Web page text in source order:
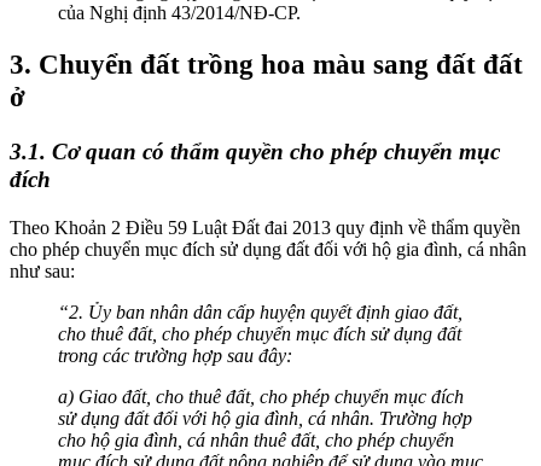
của Nghị định 43/2014/NĐ-CP.
3. Chuyển đất trồng hoa màu sang đất đất
ở
3.1. Cơ quan có thẩm quyền cho phép chuyển mục
đích
Theo Khoản 2 Điều 59 Luật Đất đai 2013 quy định về thẩm quyền
cho phép chuyển mục đích sử dụng đất đối với hộ gia đình, cá nhân
như sau:
“2. Ủy ban nhân dân cấp huyện quyết định giao đất,
cho thuê đất, cho phép chuyển mục đích sử dụng đất
trong các trường hợp sau đây:
a) Giao đất, cho thuê đất, cho phép chuyển mục đích
sử dụng đất đối với hộ gia đình, cá nhân. Trường hợp
cho hộ gia đình, cá nhân thuê đất, cho phép chuyển
mục đích sử dụng đất nông nghiệp để sử dụng vào mục